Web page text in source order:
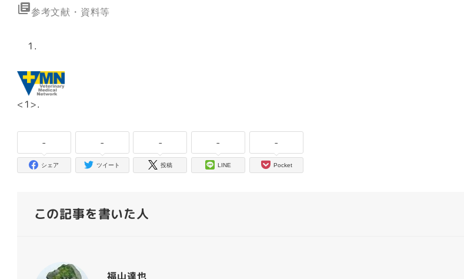
library_books参考文献・資料等
<1>.
-
シェア
-
ツイート
-
投稿
-
LINE
-
Pocket
この記事を書いた人
福山達也